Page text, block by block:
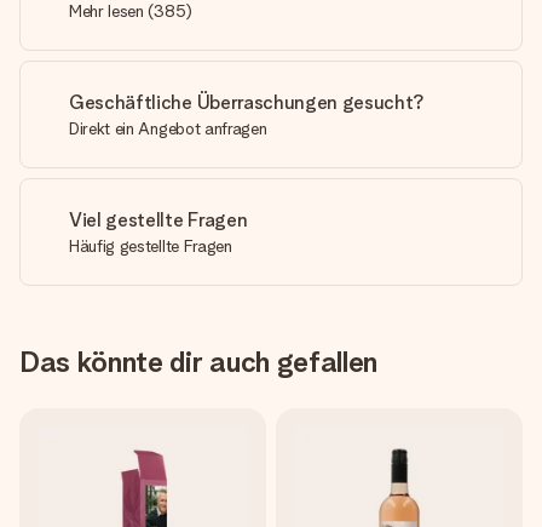
Mehr lesen (385)
Geschäftliche Überraschungen gesucht?
Direkt ein Angebot anfragen
Viel gestellte Fragen
Häufig gestellte Fragen
Das könnte dir auch gefallen